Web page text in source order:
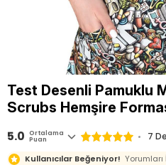
Test Desenli Pamuklu
Scrubs Hemşire
5.0 Ortalama
Puan 7
Kullanıcılar Beğeniyor! Yorumları